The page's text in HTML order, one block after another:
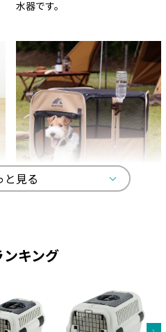
水器です。
と見る
キング